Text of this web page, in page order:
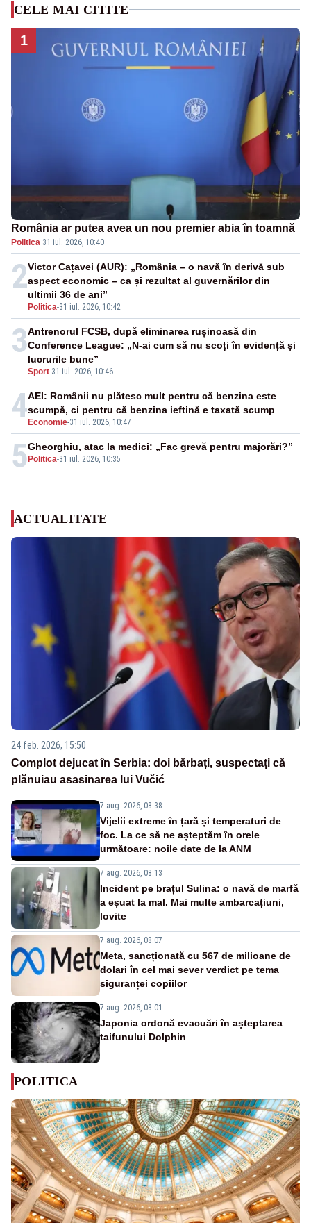
CELE MAI CITITE
1
România ar putea avea un nou premier abia în toamnă
Politica·31 iul. 2026, 10:40
2
Politica-31 iul. 2026, 10:42
Victor Cațavei (AUR): „România – o navă în derivă sub
aspect economic – ca și rezultat al guvernărilor din
ultimii 36 de ani”
3
Sport-31 iul. 2026, 10:46
Antrenorul FCSB, după eliminarea rușinoasă din
Conference League: „N-ai cum să nu scoți în evidență și
lucrurile bune”
4 Economie-31 iul. 2026, 10:47
AEI: Românii nu plătesc mult pentru că benzina este
scumpă, ci pentru că benzina ieftină e taxată scump
5 Politica-31 iul. 2026, 10:35
Gheorghiu, atac la medici: „Fac grevă pentru majorări?”
ACTUALITATE
24 feb. 2026, 15:50
Complot dejucat în Serbia: doi bărbați, suspectați că
plănuiau asasinarea lui Vučić
7 aug. 2026, 08:38
Vijelii extreme în țară și temperaturi de
foc. La ce să ne așteptăm în orele
următoare: noile date de la ANM
7 aug. 2026, 08:13
Incident pe brațul Sulina: o navă de marfă
a eșuat la mal. Mai multe ambarcațiuni,
lovite
7 aug. 2026, 08:07
Meta, sancționată cu 567 de milioane de
dolari în cel mai sever verdict pe tema
siguranței copiilor
7 aug. 2026, 08:01
Japonia ordonă evacuări în așteptarea
taifunului Dolphin
POLITICA